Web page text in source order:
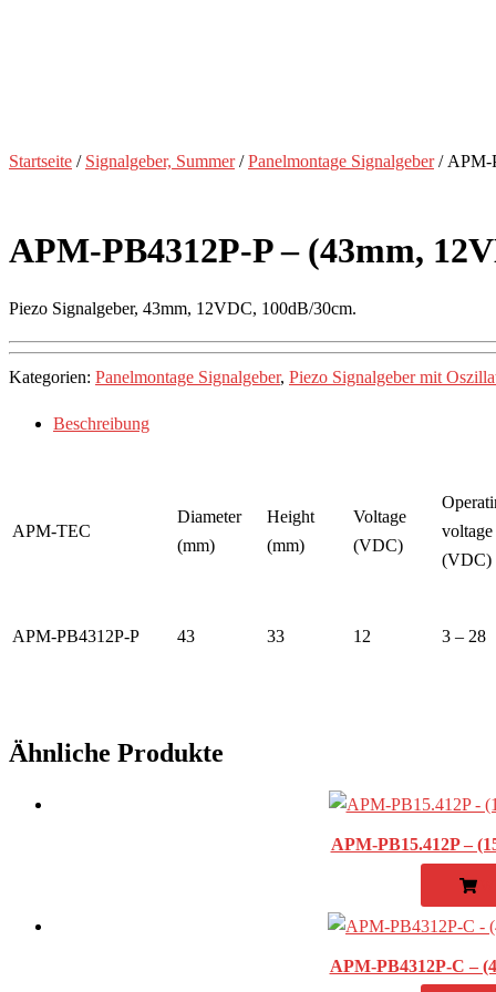
Startseite / Signalgeber, Summer/Panelmontage Signalgeber/ APM-
APM-PB4312P-P – (43mm,
Piezo Signalgeber, 43mm, 12VDC, 100dB/30cm.
Kategorien: Panelmontage Signalgeber, Piezo Signalgeber mit
Beschreibung
APM-TEC
Diameter
(mm)
Height
(mm)
Voltage
(VDC)
voltage
(VDC)
APM-PB4312P-P 43 33 12 3 – 28
Ähnliche Produkte
APM-PB15.412P –
APM-PB4312P-C –